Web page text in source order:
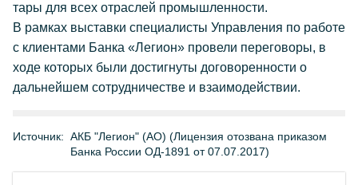
тары для всех отраслей промышленности.
В рамках выставки специалисты Управления по работе
с клиентами Банка «Легион» провели переговоры, в
ходе которых были достигнуты договоренности о
дальнейшем сотрудничестве и взаимодействии.
Источник: АКБ "Легион" (АО) (Лицензия отозвана приказом
Банка России ОД-1891 от 07.07.2017)